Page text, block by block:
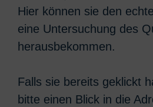
Hier können sie den
eine Untersuchung des
herausbekommen.
Falls sie bereits geklickt
bitte einen Blick in die